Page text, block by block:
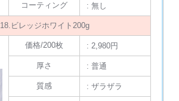
コーティング : 無し
18.ビレッジホワイト200g
価格/200枚 : 2,980円
厚さ : 普通
質感 : ザラザラ